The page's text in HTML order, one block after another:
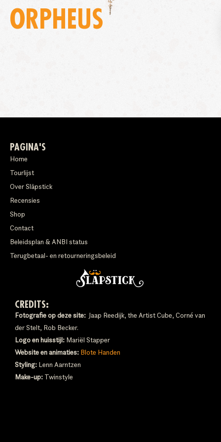
ORPHEUS
PAGINA'S
Home
Tourlijst
Over Släpstick
Recensies
Shop
Contact
Beleidsplan & ANBI status
Terugbetaal- en retourneringsbeleid
CREDITS:
Fotografie op deze site: Jaap Reedijk, the Artist Cube, Corné van
der Stelt, Rob Becker.
Logo en huisstijl: Mariël Stapper
Website en animaties: Blote Handen
Styling: Lenn Aarntzen
Make-up: Twinstyle